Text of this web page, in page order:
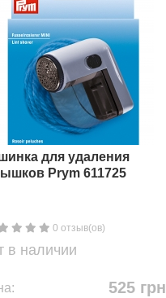
для удаления
Prym 611725
0 отзыв(ов)
в наличии
525 грн